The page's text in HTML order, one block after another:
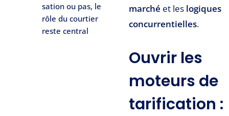
sation ou pas, le
rôle du courtier
reste central
marché et les logiques
concurrentielles.
Ouvrir les
moteurs de
tarification :